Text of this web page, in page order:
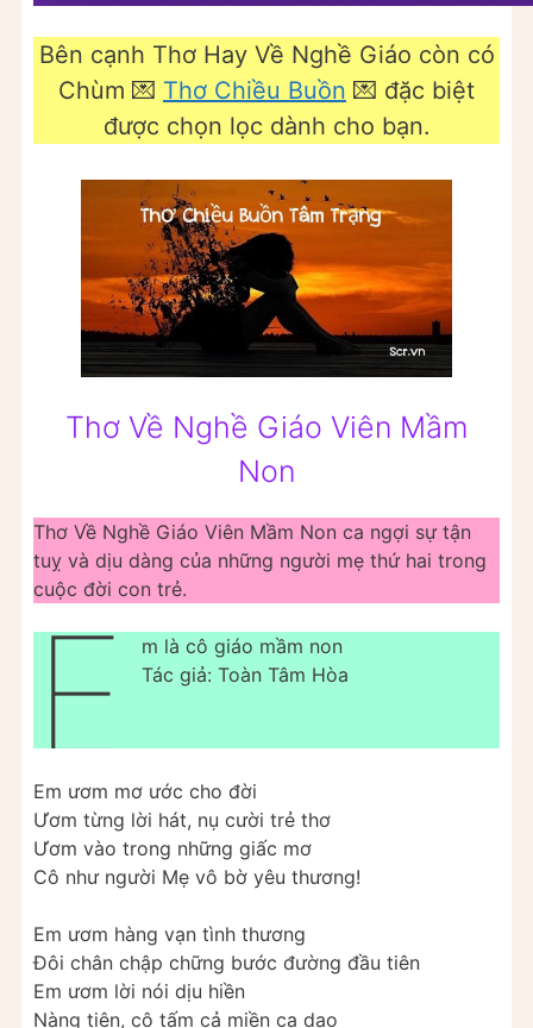
Bên cạnh Thơ Hay Về Nghề Giáo còn có
Chùm 💌 Thơ Chiều Buồn 💌 đặc biệt
được chọn lọc dành cho bạn.
Thơ Về Nghề Giáo Viên Mầm
Non
Thơ Về Nghề Giáo Viên Mầm Non ca ngợi sự tận
tuỵ và dịu dàng của những người mẹ thứ hai trong
cuộc đời con trẻ.
E
m là cô giáo mầm non
Tác giả: Toàn Tâm Hòa
Em ươm mơ ước cho đời
Ươm từng lời hát, nụ cười trẻ thơ
Ươm vào trong những giấc mơ
Cô như người Mẹ vô bờ yêu thương!
Em ươm hàng vạn tình thương
Đôi chân chập chững bước đường đầu tiên
Em ươm lời nói dịu hiền
Nàng tiên, cô tấm cả miền ca dao